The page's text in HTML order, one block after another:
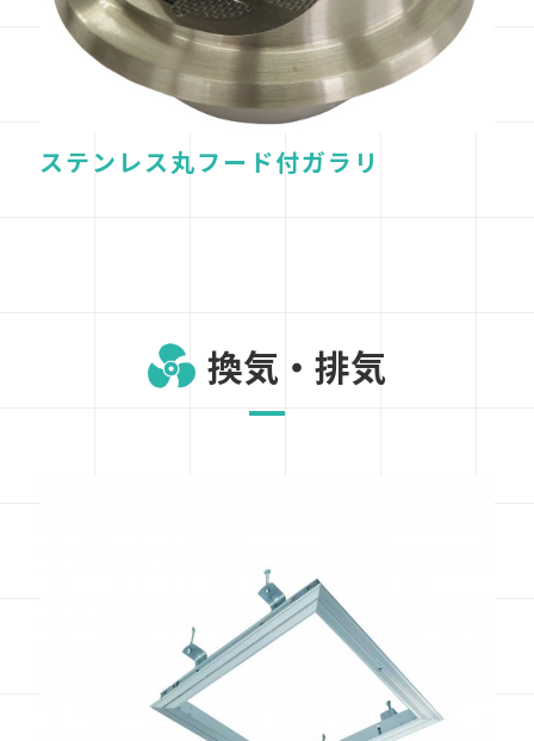
ステンレス丸フード付ガラリ
換気・排気